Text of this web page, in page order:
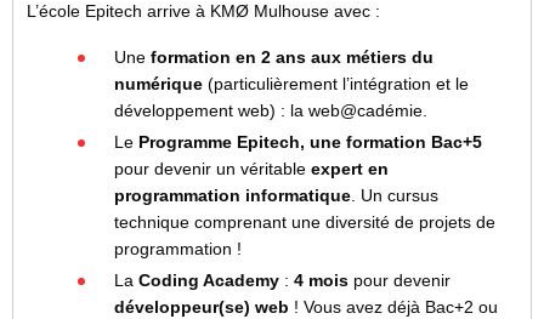
L’école Epitech arrive à KMØ Mulhouse avec :
Une formation en 2 ans aux métiers du
numérique (particulièrement l’intégration et le
développement web) : la web@cadémie.
Le Programme Epitech, une formation Bac+5
pour devenir un véritable expert en
programmation informatique . Un cursus
technique comprenant une diversité de projets de
programmation !
La Coding Academy : 4 mois pour devenir
développeur(se) web ! Vous avez déjà Bac+2 ou